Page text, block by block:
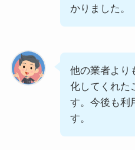
かりました。
他の業者より
化してくれた
す。今後も利
す。